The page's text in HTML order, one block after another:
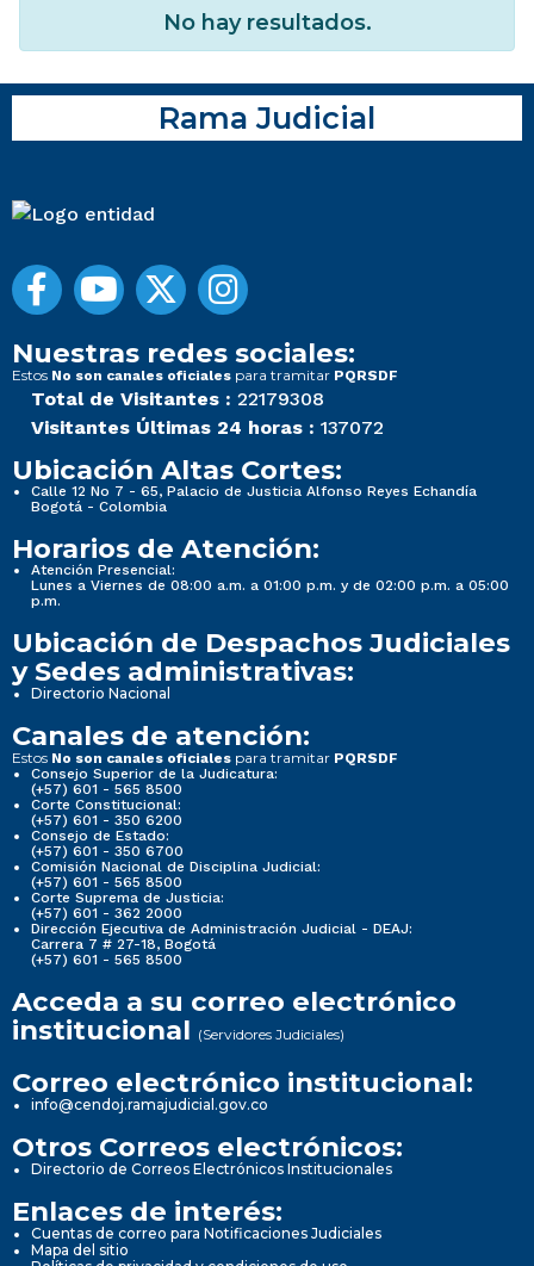
No hay resultados.
Rama Judicial
Nuestras redes sociales:
Estos No son canales oficiales para tramitar PQRSDF
Total de Visitantes : 22179308
Visitantes Últimas 24 horas : 137072
Ubicación Altas Cortes:
Calle 12 No 7 - 65, Palacio de Justicia Alfonso Reyes Echandía
Bogotá - Colombia
Horarios de Atención:
Atención Presencial:
Lunes a Viernes de 08:00 a.m. a 01:00 p.m. y de 02:00 p.m. a 05:00
p.m.
Ubicación de Despachos Judiciales
y Sedes administrativas:
Directorio Nacional
Canales de atención:
Estos No son canales oficiales para tramitar PQRSDF
Consejo Superior de la Judicatura:
(+57) 601 - 565 8500
Corte Constitucional:
(+57) 601 - 350 6200
Consejo de Estado:
(+57) 601 - 350 6700
Comisión Nacional de Disciplina Judicial:
(+57) 601 - 565 8500
Corte Suprema de Justicia:
(+57) 601 - 362 2000
Dirección Ejecutiva de Administración Judicial - DEAJ:
Carrera 7 # 27-18, Bogotá
(+57) 601 - 565 8500
Acceda a su correo electrónico
institucional (Servidores Judiciales)
Correo electrónico institucional:
info@cendoj.ramajudicial.gov.co
Otros Correos electrónicos:
Directorio de Correos Electrónicos Institucionales
Enlaces de interés:
Cuentas de correo para Notificaciones Judiciales
Mapa del sitio